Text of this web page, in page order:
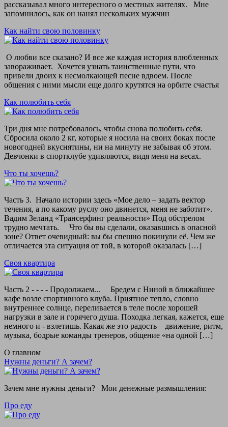
рассказывал много интересного о местных жителях. Мне
запомнилось, как он нанял нескольких мужчин
Как найти свою половинку
О любви все сказано? И все же каждая история влюбленных
завораживает. Хочется узнать таинственные пути, что
привели двоих к несмолкающей песне вдвоем. После
общения с ними мысли еще долго крутятся на орбите счастья
Как полюбить себя
Три дня мне потребовалось, чтобы снова полюбить себя.
Сбросила около 2 кг, которые я носила на своих боках после
новогодней вкуснятины, ни на минуту не забывая об этом.
Девчонки в спортклубе удивляются, видя меня на весах.
Что ты хочешь?
Часть 3. Начало истории здесь «Мое дело – задать вектор
течения, а по какому руслу оно двинется, меня не заботит».
Вадим Зеланд «Трансерфинг реальности» Под обстрелом
трудно мечтать. Что бы вы сделали, оказавшись в опасной
зоне? Ответ очевидный: вы бы спешно покинули её. Чем же
отличается эта ситуация от той, в которой оказалась […]
Своя квартира
Часть 2 - - - - Продолжаем... Бредем с Ниной в ближайшее
кафе возле спортивного клуба. Приятное тепло, словно
внутреннее солнце, переливается в теле после хорошей
нагрузки в зале и горячего душа. Походка легкая, кажется, еще
немного и - взлетишь. Какая же это радость – движение, ритм,
музыка, бодрые команды тренеров, общение «на одной […]
О главном
Нужны деньги? А зачем?
Зачем мне нужны деньги? Мои денежные размышления:
Про еду